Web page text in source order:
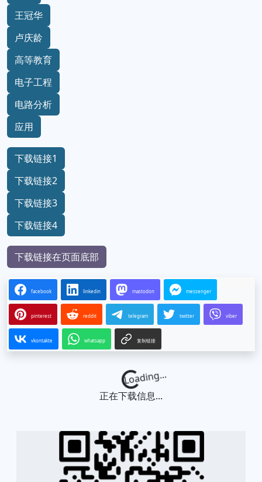
王冠华
卢庆龄
高等教育
电子工程
电路分析
应用
下载链接1
下载链接2
下载链接3
下载链接4
下载链接在页面底部
facebook linkedin mastodon messenger
pinterest reddit telegram twitter viber
vkontakte whatsapp 复制链接
Loading...
正在下载信息...